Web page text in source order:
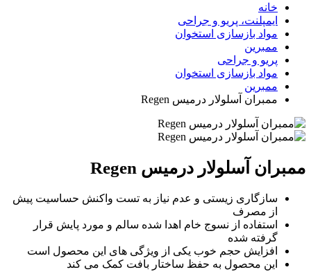
خانه
ایمپلنت، پریو و جراحی
مواد بازسازی استخوان
ممبرین
پریو و جراحی
مواد بازسازی استخوان
ممبرین
ممبران آسلولار درمیس Regen
ممبران آسلولار درمیس Regen
سازگاری زیستی و عدم نیاز به تست واکنش حساسیت پیش
از مصرف
استفاده از نسوج خام اهدا شده سالم و مورد پایش قرار
گرفته شده
افزایش حجم خوب یکی از ویژگی های این محصول است
این محصول به حفظ ساختار بافت کمک می کند